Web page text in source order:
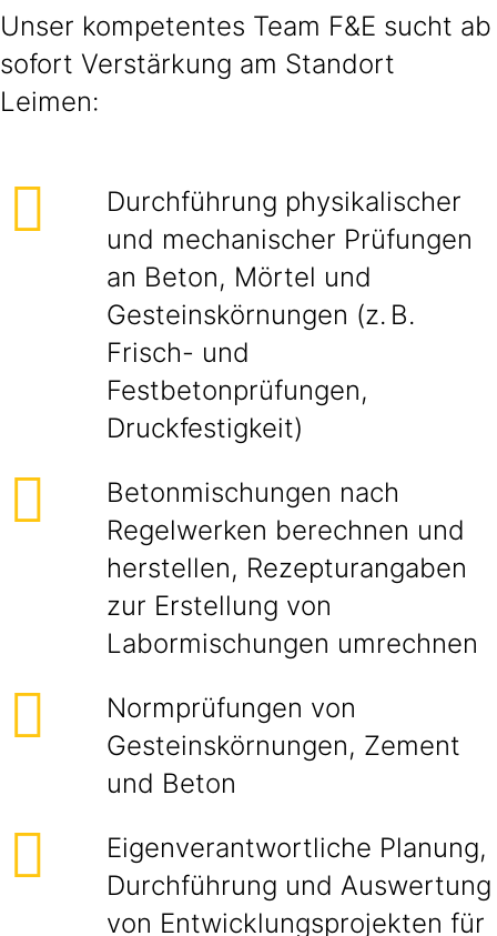
Unser kompetentes Team F&E sucht ab
sofort Verstärkung am Standort
Leimen:
Durchführung physikalischer
und mechanischer Prüfungen
an Beton, Mörtel und
Gesteinskörnungen (z. B.
Frisch- und
Festbetonprüfungen,
Druckfestigkeit)
Betonmischungen nach
Regelwerken berechnen und
herstellen, Rezepturangaben
zur Erstellung von
Labormischungen umrechnen
Normprüfungen von
Gesteinskörnungen, Zement
und Beton
Eigenverantwortliche Planung,
Durchführung und Auswertung
von Entwicklungsprojekten für